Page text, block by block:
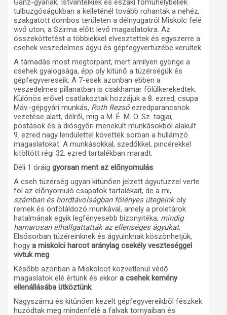
Ganz-gyáriak, Istvántelkiek és északi főmühelybeliek
tulbuzgóságukban a kelleténél tovább rohantak a nehéz,
szakgatott dombos területen a délnyugatról Miskolc felé
vivő uton, a Szirma előtt levő magaslatokra. Az
összeköttetést a többiekkel elvesztettek és egyszerre a
csehek veszedelmes ágyu és gépfegyvertüzébe kerültek.
A támadás most megtorpant, mert amilyen gyönge a
csehek gyalogsága, épp oly kitünő a tüzérségük és
gépfegyvereseik. A 7-esek azonban ebben a
veszedelmes pillanatban is csakhamar fölülkerekedtek.
Különös erővel csatlakoztak hozzájuk a 8. ezred, csupa
Máv.-gépgyári munkás, Roth Rezsőezredparancsnok
vezetése alatt, délről, mig a M. É. M. O. Sz. tagjai,
postások és a diósgyőri menekült munkásokból alakult
9. ezred nagy lendülettel követték sorban a hullámzó
magaslatokat. A munkásokkal, szedőkkel, pincérekkel
kitöltött régi 32. ezred tartalékban maradt.
Déli 1 óráig gyorsan ment az előnyomulás.
A cseh tüzérség ugyan kitünően jelzett ágyutüzzel verte
föl az előnyomuló csapatok tartalékait, de a mi,
számban és hordtávolságban fölényes ütegeinkoly
remek és önföláldozó munkával, amely a proletárok
hatalmának egyik legfényesebb bizonyitéka, mindig
hamarosan elhallgattatták az ellenséges ágyukat.
Elsősorban tüzéreinknek és ágyuinknak köszönhetjük,
hogy a miskolci harcot aránylag csekély veszteséggel
vivtuk meg.
Később azonban a Miskolcot közvetlenül védő
magaslatok elé értünk és ekkor a csehek kemény
ellenállásába ütköztünk.
Nagyszámu és kitünően kezelt gépfegyvereikből fészkek
huzódtak meg mindenfelé a falvak tornyaiban és